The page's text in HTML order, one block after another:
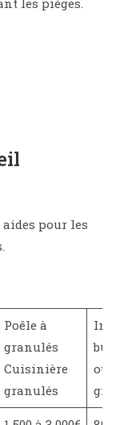
les pièges.
pour les
Poêle à
granulés
Cuisinière
granulés
ou